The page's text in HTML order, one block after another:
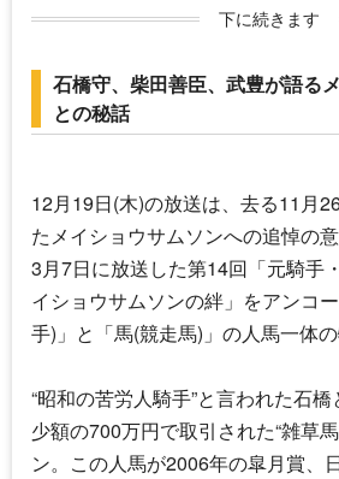
下に続きます
石橋守、柴田善臣、武豊が語る
との秘話
12月19日(木)の放送は、去る11月
たメイショウサムソンへの追悼の
3月7日に放送した第14回「元騎手・
イショウサムソンの絆」をアンコ
手)」と「馬(競走馬)」の人馬一体の
“昭和の苦労人騎手”と言われた石
少額の700万円で取引された“雑草
ン。この人馬が2006年の皐月賞、